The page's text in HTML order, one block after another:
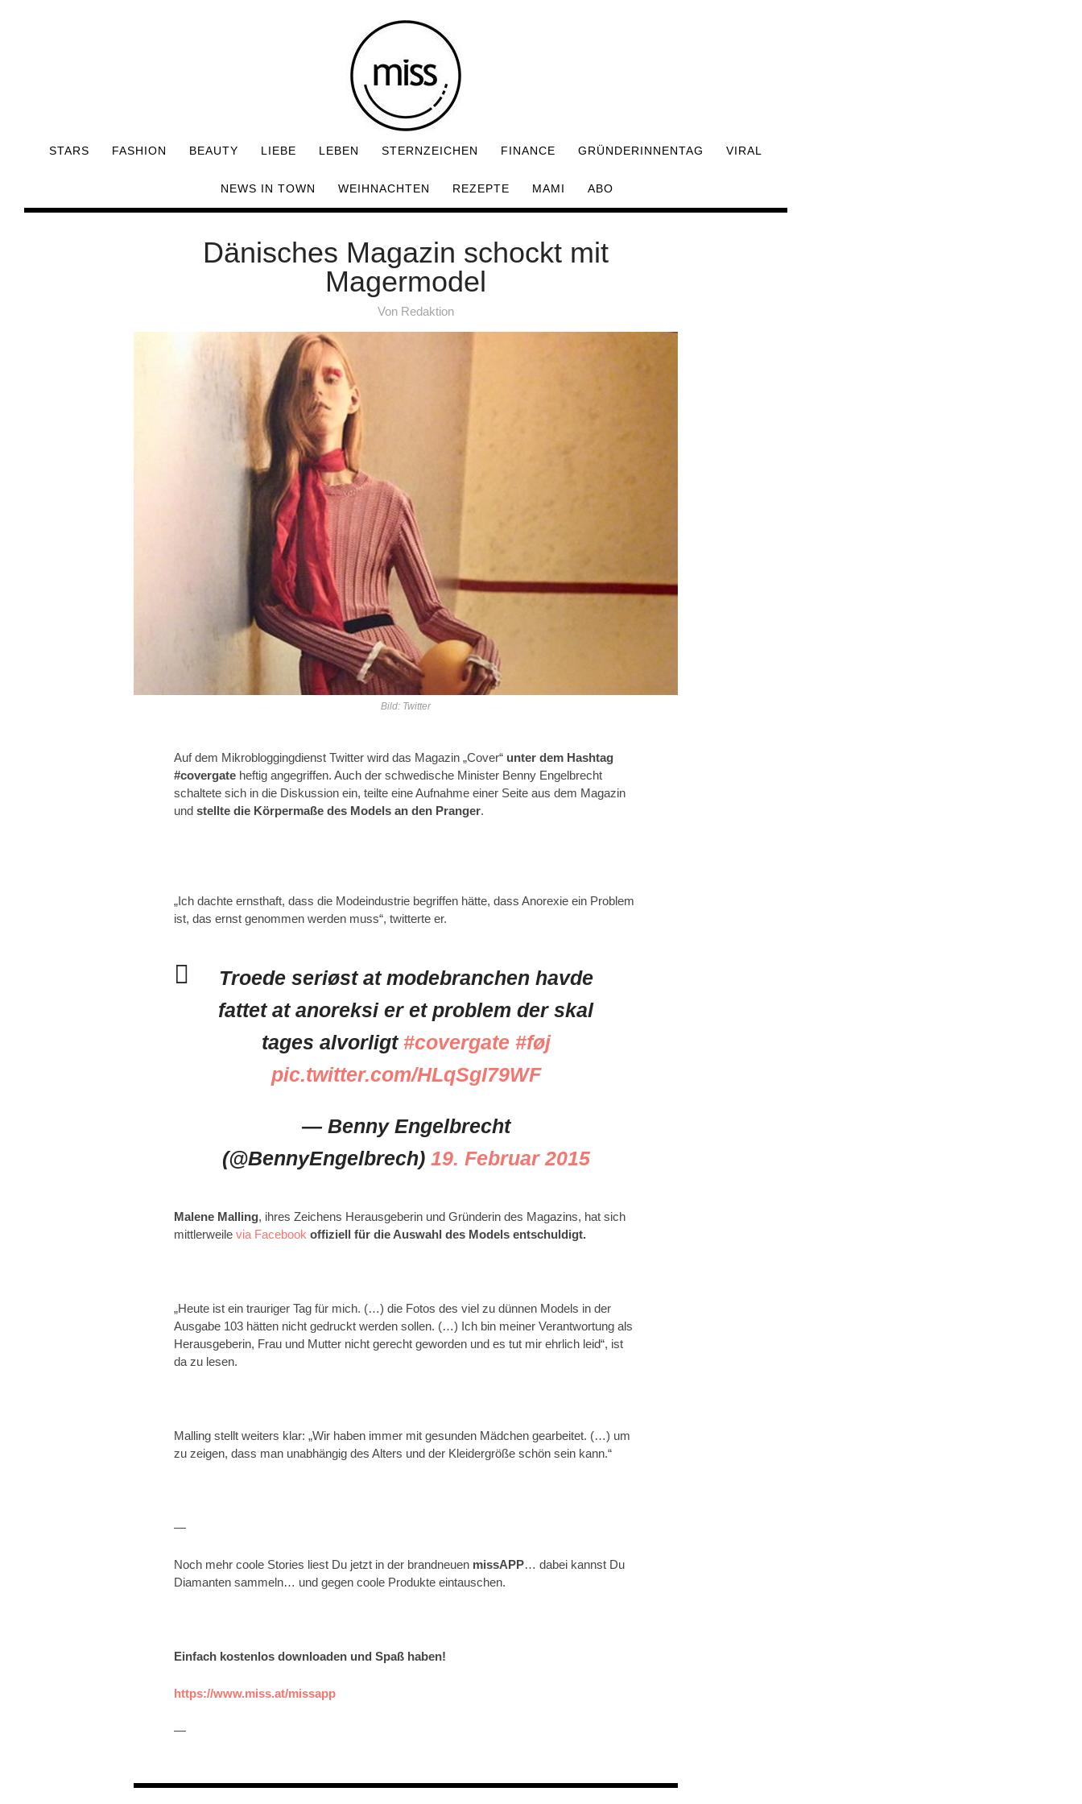
STARS FASHION BEAUTY LIEBE LEBEN STERNZEICHEN FINANCE GRÜNDERINNENTAG VIRAL
NEWS IN TOWN WEIHNACHTEN REZEPTE MAMI ABO
Dänisches Magazin schockt mit
Magermodel
Von Redaktion
Bild: Twitter
Auf dem Mikrobloggingdienst Twitter wird das Magazin „Cover“ unter dem Hashtag
#covergate heftig angegriffen. Auch der schwedische Minister Benny Engelbrecht
schaltete sich in die Diskussion ein, teilte eine Aufnahme einer Seite aus dem Magazin
und stellte die Körpermaße des Models an den Pranger.
„Ich dachte ernsthaft, dass die Modeindustrie begriffen hätte, dass Anorexie ein Problem
ist, das ernst genommen werden muss“, twitterte er.
Troede seriøst at modebranchen havde
fattet at anoreksi er et problem der skal
tages alvorligt #covergate #føj
pic.twitter.com/HLqSgI79WF
— Benny Engelbrecht
(@BennyEngelbrech) 19. Februar 2015
Malene Malling, ihres Zeichens Herausgeberin und Gründerin des Magazins, hat sich
mittlerweile via Facebook offiziell für die Auswahl des Models entschuldigt.
„Heute ist ein trauriger Tag für mich. (…) die Fotos des viel zu dünnen Models in der
Ausgabe 103 hätten nicht gedruckt werden sollen. (…) Ich bin meiner Verantwortung als
Herausgeberin, Frau und Mutter nicht gerecht geworden und es tut mir ehrlich leid“, ist
da zu lesen.
Malling stellt weiters klar: „Wir haben immer mit gesunden Mädchen gearbeitet. (…) um
zu zeigen, dass man unabhängig des Alters und der Kleidergröße schön sein kann.“
—
Noch mehr coole Stories liest Du jetzt in der brandneuen missAPP… dabei kannst Du
Diamanten sammeln… und gegen coole Produkte eintauschen.
Einfach kostenlos downloaden und Spaß haben!
https://www.miss.at/missapp
—